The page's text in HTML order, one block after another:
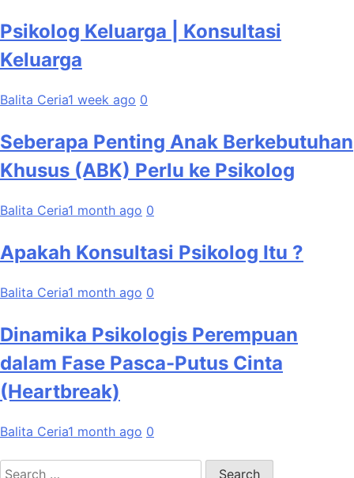
Psikolog Keluarga | Konsultasi
Keluarga
Balita Ceria1 week ago 0
Seberapa Penting Anak Berkebutuhan
Khusus (ABK) Perlu ke Psikolog
Balita Ceria1 month ago 0
Apakah Konsultasi Psikolog Itu ?
Balita Ceria1 month ago 0
Dinamika Psikologis Perempuan
dalam Fase Pasca-Putus Cinta
(Heartbreak)
Balita Ceria1 month ago 0
Search